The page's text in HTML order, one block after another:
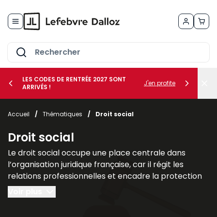
le sous-menu Vos métiers
le sous-menu Vos besoins
LES CODES DE RENTRÉE 2027 SONT
ARRIVÉS !
J'en profite
Accueil / Thématiques / Droit social
Droit social
Le droit social occupe une place centrale dans
l’organisation juridique française, car il régit les
relations professionnelles et encadre la protection
des individus dans le cadre du travail. Il regroupe
l’ensemble des règles destinées à assurer l’équilibre